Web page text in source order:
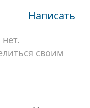
Написать
своим